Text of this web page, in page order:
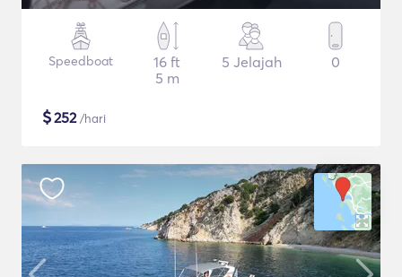
Speedboat
16 ft
5 m
5 Jelajah 0
$252/hari